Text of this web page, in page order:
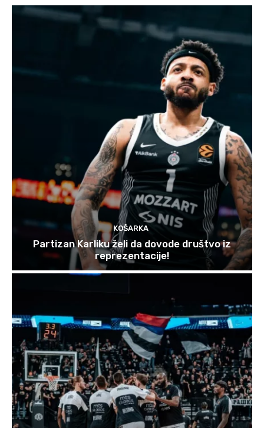
KOŠARKA
Partizan Karliku želi da dovode društvo iz
reprezentacije!